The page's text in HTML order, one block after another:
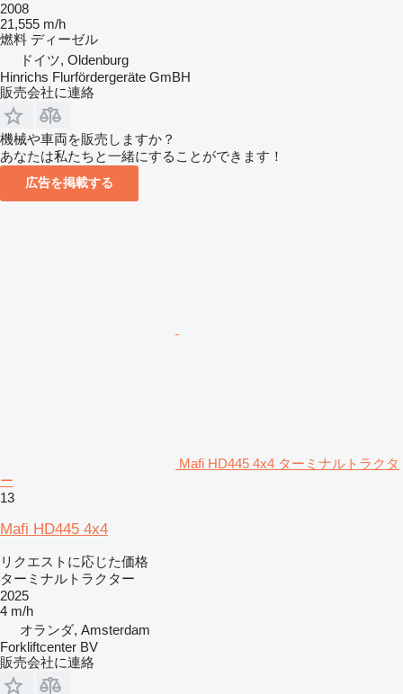
2008
21,555 m/h
燃料 ディーゼル
ドイツ, Oldenburg
Hinrichs Flurfördergeräte GmBH
販売会社に連絡
機械や車両を販売しますか？
あなたは私たちと一緒にすることができます！
広告を掲載する
Mafi HD445 4x4 ターミナルトラクタ
ー
13
Mafi HD445 4x4
リクエストに応じた価格
ターミナルトラクター
2025
4 m/h
オランダ, Amsterdam
Forkliftcenter BV
販売会社に連絡